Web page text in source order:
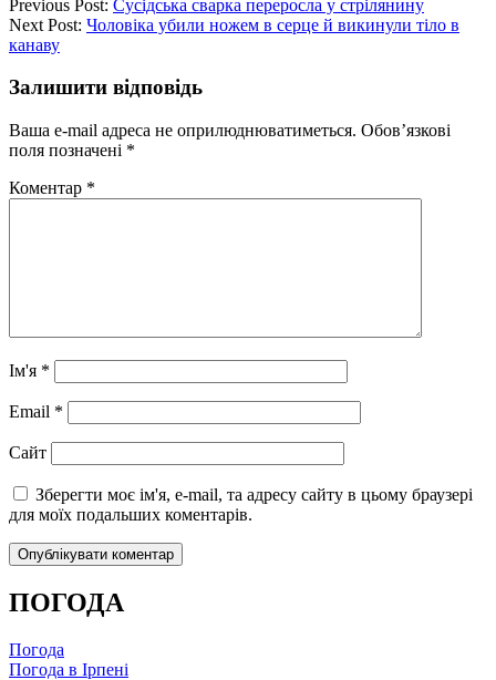
Previous Post: Сусідська сварка переросла у стрілянину
Next Post: Чоловіка убили ножем в серце й викинули тіло в
канаву
Залишити відповідь
Ваша e-mail адреса не оприлюднюватиметься. Обов’язкові
поля позначені *
Коментар *
Ім'я *
Email *
Сайт
Зберегти моє ім'я, e-mail, та адресу сайту в цьому браузері
для моїх подальших коментарів.
ПОГОДА
Погода
Погода в Ірпені